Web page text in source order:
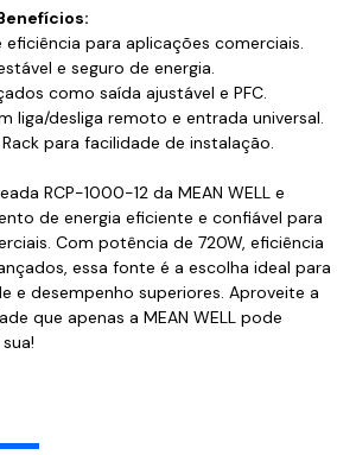
para aplicações comerciais.
e seguro de energia.
como saída ajustável e PFC.
liga/desliga remoto e entrada universal.
para facilidade de instalação.
RCP-1000-12 da MEAN WELL e
de energia eficiente e confiável para
Com potência de 720W, eficiência
essa fonte é a escolha ideal para
e desempenho superiores. Aproveite a
que apenas a MEAN WELL pode